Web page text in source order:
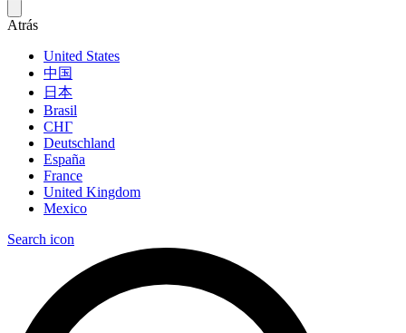
Atrás
United States
中国
日本
Brasil
СНГ
Deutschland
España
France
United Kingdom
Mexico
Search icon